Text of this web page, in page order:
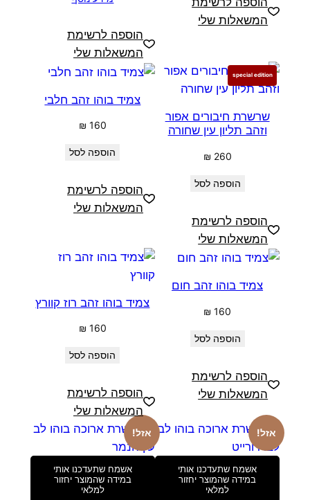
המשאלות שלי
הוספה לרשימת
המשאלות שלי
special edition
שרשרת חיבורים אפור
וזהב תליון עין שחורה
₪ 260
הוספה לסל
הוספה לרשימת
המשאלות שלי
צמיד בוהו זהב חלבי
₪ 160
הוספה לסל
הוספה לרשימת
המשאלות שלי
צמיד בוהו זהב חום
₪ 160
הוספה לסל
הוספה לרשימת
המשאלות שלי
צמיד בוהו זהב רוז קוורץ
₪ 160
הוספה לסל
הוספה לרשימת
המשאלות שלי
אזל!
אשמח שתעדכנו אותי
במידה שהמוצר יחזור
למלאי
אזל!
אשמח שתעדכנו אותי
במידה שהמוצר יחזור
למלאי